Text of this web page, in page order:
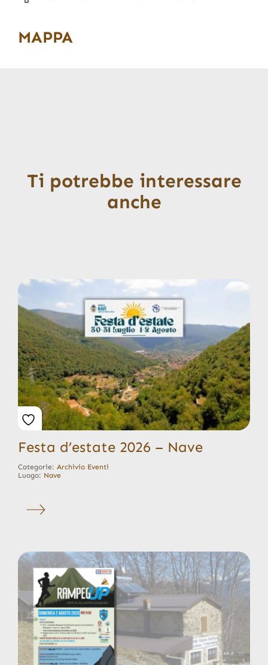
MAPPA
Ti potrebbe interessare
anche
Festa d’estate 2026 – Nave
Categorie: Archivio Eventi
Luogo: Nave